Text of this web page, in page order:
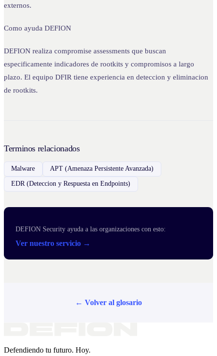
externos.
Como ayuda DEFION
DEFION realiza compromise assessments que buscan
especificamente indicadores de rootkits y compromisos a largo
plazo. El equipo DFIR tiene experiencia en deteccion y eliminacion
de rootkits.
Terminos relacionados
Malware APT (Amenaza Persistente Avanzada)
EDR (Deteccion y Respuesta en Endpoints)
DEFION Security ayuda a las organizaciones con esto:
Ver nuestro servicio →
← Volver al glosario
Defendiendo tu futuro. Hoy.